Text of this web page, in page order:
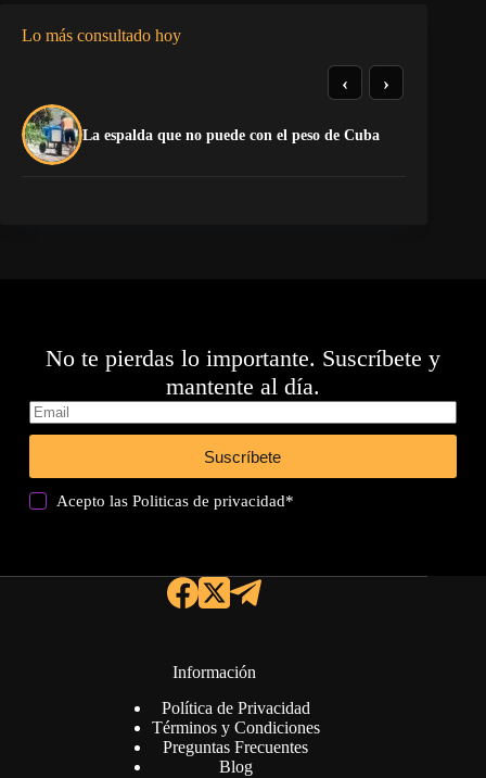
Lo más consultado hoy
La espalda que no puede con el peso de Cuba
‹ ›
No te pierdas lo importante. Suscríbete y
mantente al día.
Suscríbete
Acepto lasPoliticas de privacidad*
Información
Política de Privacidad
Términos y Condiciones
Preguntas Frecuentes
Blog